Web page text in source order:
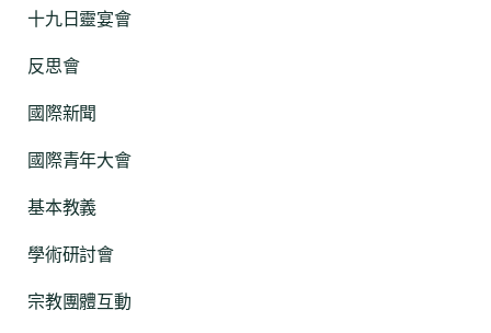
十九日靈宴會
反思會
國際新聞
國際青年大會
基本教義
學術研討會
宗教團體互動